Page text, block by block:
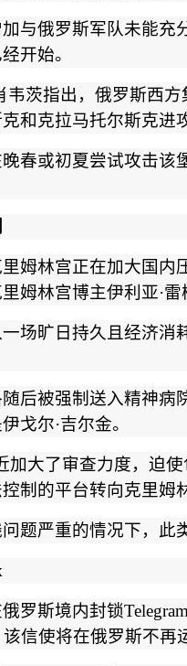
与俄罗斯军队未能充
开始。
韦茨指出，俄罗斯西
和克拉马托尔斯克进
春或初夏尝试攻击该
姆林宫正在加大国内
姆林宫博主伊利亚·雷
场旷日持久且经济消
后被强制送入精神病
戈尔·吉尔金。
加大了审查力度，迫
制的平台转向克里姆
题严重的情况下，此
罗斯境内封锁
该信使将在俄罗斯不再